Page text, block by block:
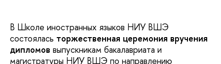
В Школе иностранных языков НИУ ВШЭ
состоялась торжественная церемония вручения
дипломов выпускникам бакалавриата и
магистратуры НИУ ВШЭ по направлению